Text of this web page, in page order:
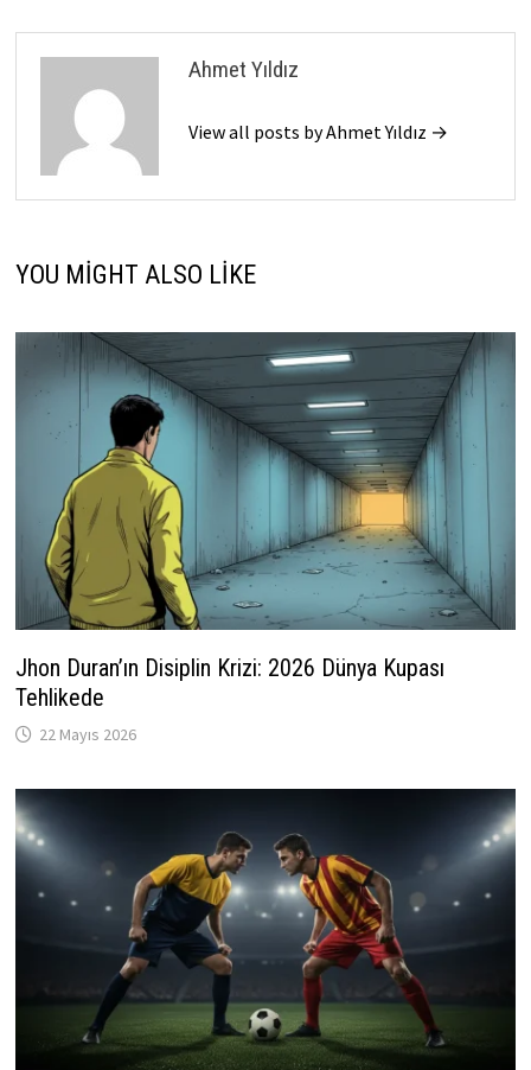
Ahmet Yıldız
View all posts by Ahmet Yıldız →
YOU MIGHT ALSO LIKE
Jhon Duran’ın Disiplin Krizi: 2026 Dünya Kupası
Tehlikede
22 Mayıs 2026